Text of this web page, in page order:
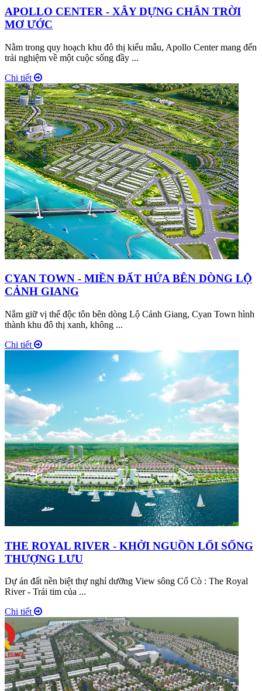
APOLLO CENTER - XÂY DỰNG CHÂN TRỜI
MƠ ƯỚC
Nằm trong quy hoạch khu đô thị kiểu mẫu, Apollo Center mang đến
trải nghiệm về một cuộc sống đầy ...
Chi tiết
CYAN TOWN - MIỀN ĐẤT HỨA BÊN DÒNG LỘ
CẢNH GIANG
Nắm giữ vị thế độc tôn bên dòng Lộ Cảnh Giang, Cyan Town hình
thành khu đô thị xanh, không ...
Chi tiết
THE ROYAL RIVER - KHỞI NGUỒN LỐI SỐNG
THƯỢNG LƯU
Dự án đất nền biệt thự nghỉ dưỡng View sông Cổ Cò : The Royal
River - Trái tim của ...
Chi tiết